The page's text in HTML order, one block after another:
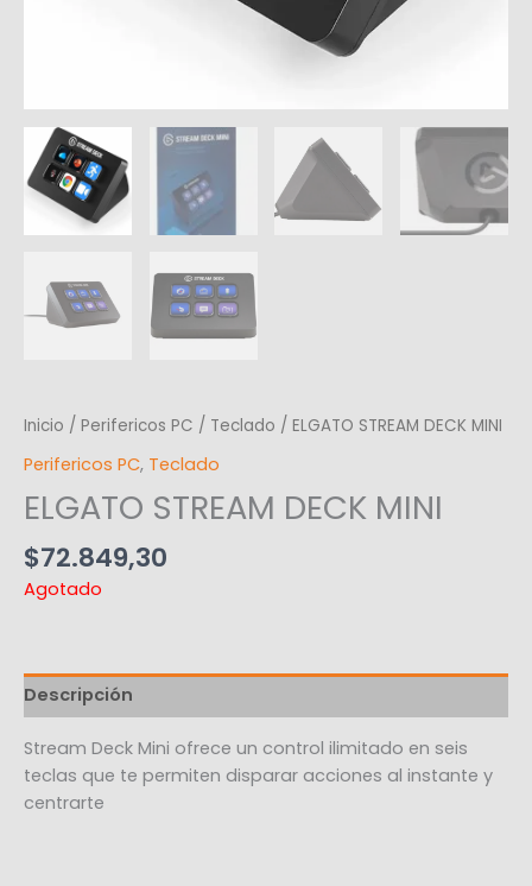
Inicio / Perifericos PC / Teclado / ELGATO STREAM DECK MINI
Perifericos PC, Teclado
ELGATO STREAM DECK MINI
$72.849,30
Agotado
Descripción
Stream Deck Mini ofrece un control ilimitado en seis
teclas que te permiten disparar acciones al instante y
centrarte